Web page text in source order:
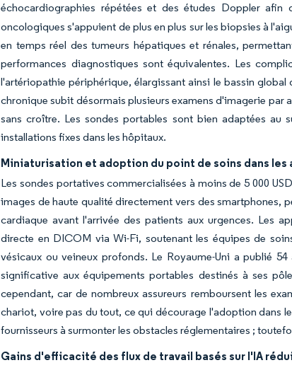
échocardiographies répétées et des études Doppler afin
oncologiques s'appuient de plus en plus sur les biopsies à
en temps réel des tumeurs hépatiques et rénales,
performances diagnostiques sont équivalentes. Les
l'artériopathie périphérique, élargissant ainsi le bassin
chronique subit désormais plusieurs examens d'imagerie
sans croître. Les sondes portables sont bien adaptées
installations fixes dans les hôpitaux.
Miniaturisation et adoption du point de soins dans les
Les sondes portatives commercialisées à moins de 5 000
images de haute qualité directement vers des smartphones,
cardiaque avant l'arrivée des patients aux urgences. Les
directe en DICOM via Wi-Fi, soutenant les équipes de
vésicaux ou veineux profonds. Le Royaume-Uni a publié
significative aux équipements portables destinés à ses
cependant, car de nombreux assureurs remboursent les
chariot, voire pas du tout, ce qui décourage l'adoption dans
fournisseurs à surmonter les obstacles réglementaires ;
Gains d'efficacité des flux de travail basés sur l'IA